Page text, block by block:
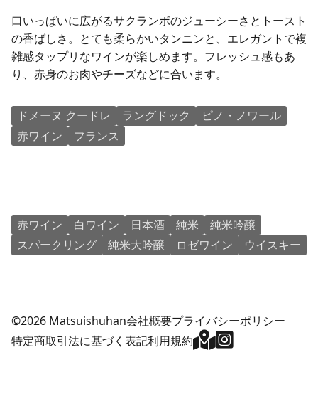
口いっぱいに広がるサクランボのジューシーさとトースト
の香ばしさ。とても柔らかいタンニンと、エレガントで複
雑感タップリなワインが楽しめます。フレッシュ感もあ
り、赤身のお肉やチーズなどに合います。
ドメーヌ クードレ ラングドック
ピノ・ノワール
赤ワイン
フランス
赤ワイン 白ワイン 日本酒 純米
純米吟醸
スパークリング
純米大吟醸 ロゼワイン ウイスキー
©2026 Matsuishuhan会社概要プライバシーポリシー
特定商取引法に基づく表記利用規約